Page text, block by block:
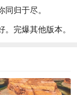
归于尽。
完爆其他版本。